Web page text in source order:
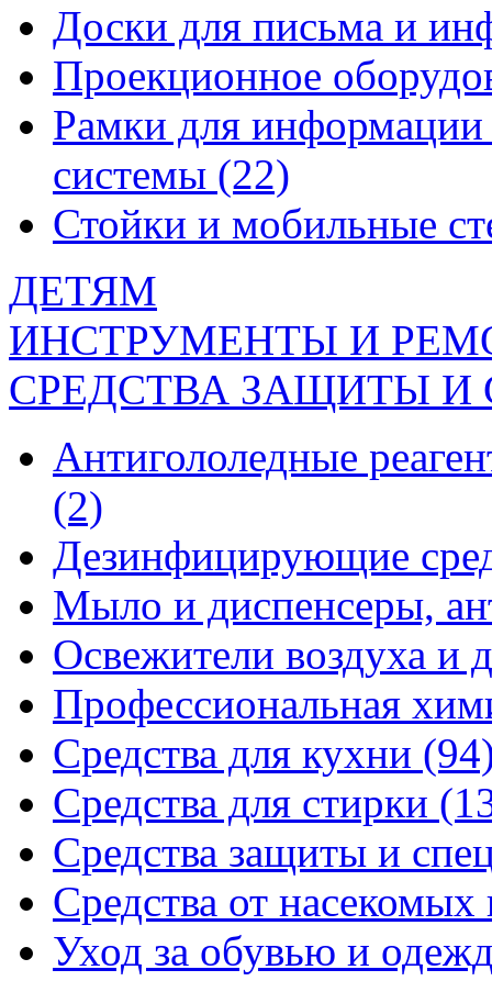
Доски для письма и
Проекционное
Рамки для
системы (22)
Стойки и мобильные
ДЕТЯМ
ИНСТРУМЕНТЫ И
СРЕДСТВА ЗАЩИТЫ
Антигололедные
(2)
Дезинфицирующие
Мыло и диспенсеры,
Освежители воздуха и
Профессиональная
Средства для кухни
Средства для стирки
Средства защиты и
Средства от
Уход за обувью и